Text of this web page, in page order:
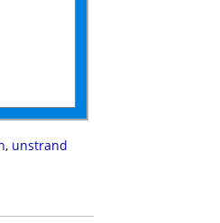
, unstrand